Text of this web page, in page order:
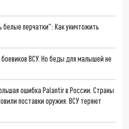
белые перчатки": Как уничтожить
ВСУ. Но беды для малышей не
ошибка Palantir в России. Страны
поставки оружия. ВСУ теряют